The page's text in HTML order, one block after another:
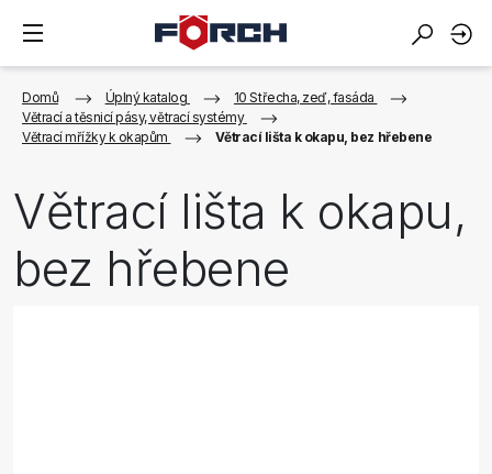
Domů Úplný katalog
10 Střecha, zeď, fasáda
Větrací a těsnicí pásy, větrací systémy
Větrací mřížky k okapům
Větrací lišta k okapu, bez hřebene
Větrací lišta k okapu,
bez hřebene